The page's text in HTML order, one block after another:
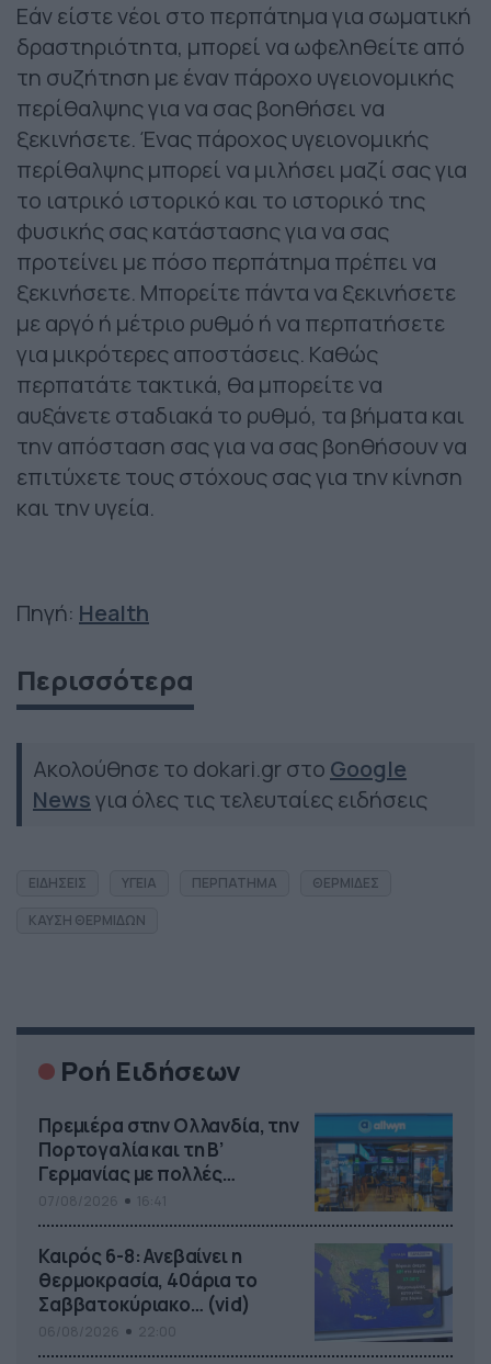
Εάν είστε νέοι στο περπάτημα για σωματική
δραστηριότητα, μπορεί να ωφεληθείτε από
τη συζήτηση με έναν πάροχο υγειονομικής
περίθαλψης για να σας βοηθήσει να
ξεκινήσετε. Ένας πάροχος υγειονομικής
περίθαλψης μπορεί να μιλήσει μαζί σας για
το ιατρικό ιστορικό και το ιστορικό της
φυσικής σας κατάστασης για να σας
προτείνει με πόσο περπάτημα πρέπει να
ξεκινήσετε. Μπορείτε πάντα να ξεκινήσετε
με αργό ή μέτριο ρυθμό ή να περπατήσετε
για μικρότερες αποστάσεις. Καθώς
περπατάτε τακτικά, θα μπορείτε να
αυξάνετε σταδιακά το ρυθμό, τα βήματα και
την απόσταση σας για να σας βοηθήσουν να
επιτύχετε τους στόχους σας για την κίνηση
και την υγεία.
Πηγή: Health
Περισσότερα
Ακολούθησε το dokari.gr στο Google
Newsγια όλες τις τελευταίες ειδήσεις
ΕΙΔΗΣΕΙΣ ΥΓΕΙΑ ΠΕΡΠΑΤΗΜΑ
ΘΕΡΜΙΔΕΣ
ΚΑΥΣΗ ΘΕΡΜΙΔΩΝ
Ροή Ειδήσεων
Πρεμιέρα στην Ολλανδία, την
Πορτογαλία και τη Β’
Γερμανίας με πολλές
στοιχηματικές επιλογές από
το ΠΑΜΕ ΣΤΟΙΧΗΜΑ
Καιρός 6-8: Ανεβαίνει η
θερμοκρασία, 40άρια το
Σαββατοκύριακο… (vid)